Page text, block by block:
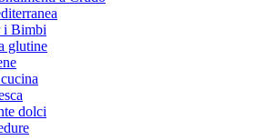
i Bimbi
glutine
dolci